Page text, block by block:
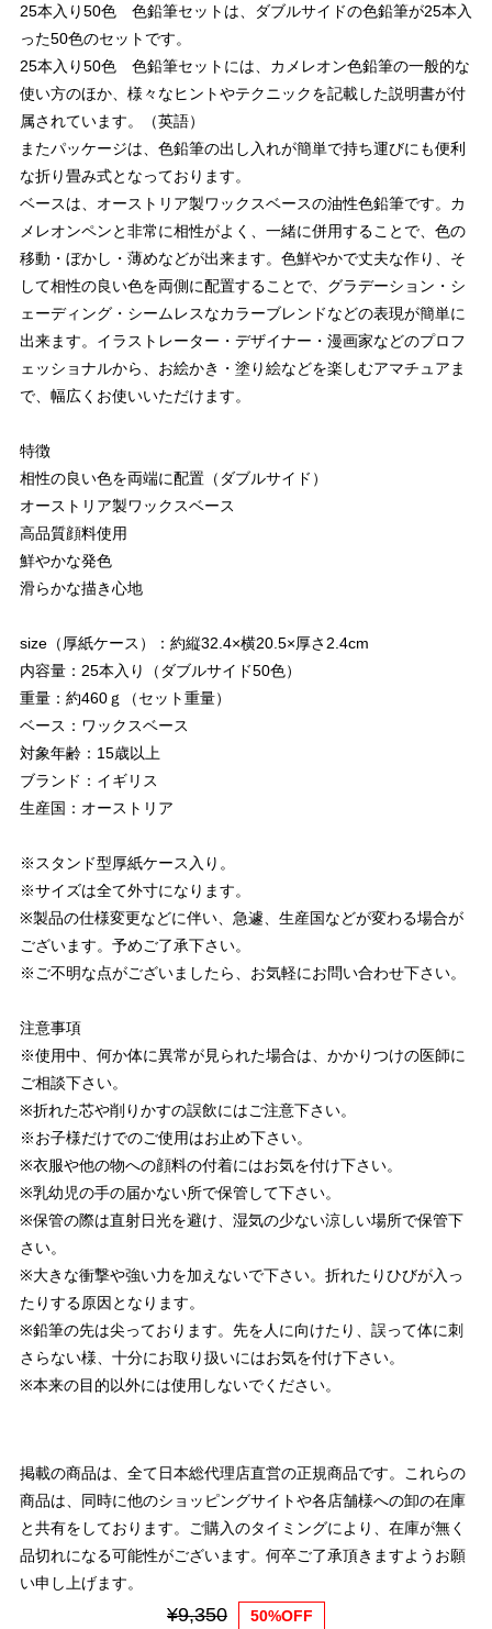
25本入り50色 色鉛筆セットは、ダブルサイドの色鉛筆が25本入
った50色のセットです。
25本入り50色 色鉛筆セットには、カメレオン色鉛筆の一般的な
使い方のほか、様々なヒントやテクニックを記載した説明書が付
属されています。（英語）
またパッケージは、色鉛筆の出し入れが簡単で持ち運びにも便利
な折り畳み式となっております。
ベースは、オーストリア製ワックスベースの油性色鉛筆です。カ
メレオンペンと非常に相性がよく、一緒に併用することで、色の
移動・ぼかし・薄めなどが出来ます。色鮮やかで丈夫な作り、そ
して相性の良い色を両側に配置することで、グラデーション・シ
ェーディング・シームレスなカラーブレンドなどの表現が簡単に
出来ます。イラストレーター・デザイナー・漫画家などのプロフ
ェッショナルから、お絵かき・塗り絵などを楽しむアマチュアま
で、幅広くお使いいただけます。
特徴
相性の良い色を両端に配置（ダブルサイド）
オーストリア製ワックスベース
高品質顔料使用
鮮やかな発色
滑らかな描き心地
size（厚紙ケース）：約縦32.4×横20.5×厚さ2.4cm
内容量：25本入り（ダブルサイド50色）
重量：約460ｇ（セット重量）
ベース：ワックスベース
対象年齢：15歳以上
ブランド：イギリス
生産国：オーストリア
※スタンド型厚紙ケース入り。
※サイズは全て外寸になります。
※製品の仕様変更などに伴い、急遽、生産国などが変わる場合が
ございます。予めご了承下さい。
※ご不明な点がございましたら、お気軽にお問い合わせ下さい。
注意事項
※使用中、何か体に異常が見られた場合は、かかりつけの医師に
ご相談下さい。
※折れた芯や削りかすの誤飲にはご注意下さい。
※お子様だけでのご使用はお止め下さい。
※衣服や他の物への顔料の付着にはお気を付け下さい。
※乳幼児の手の届かない所で保管して下さい。
※保管の際は直射日光を避け、湿気の少ない涼しい場所で保管下
さい。
※大きな衝撃や強い力を加えないで下さい。折れたりひびが入っ
たりする原因となります。
※鉛筆の先は尖っております。先を人に向けたり、誤って体に刺
さらない様、十分にお取り扱いにはお気を付け下さい。
※本来の目的以外には使用しないでください。
掲載の商品は、全て日本総代理店直営の正規商品です。これらの
商品は、同時に他のショッピングサイトや各店舗様への卸の在庫
と共有をしております。ご購入のタイミングにより、在庫が無く
品切れになる可能性がございます。何卒ご了承頂きますようお願
い申し上げます。
¥9,350 50%OFF